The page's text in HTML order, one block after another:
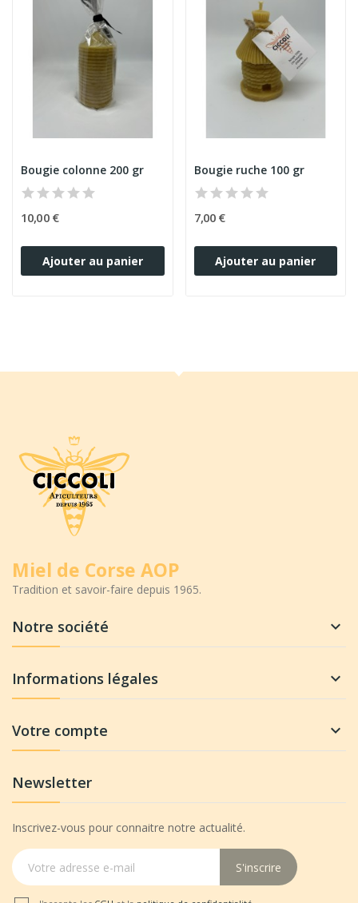
Bougie colonne 200 gr
10,00 €
Ajouter au panier
Bougie ruche 100 gr
7,00 €
Ajouter au panier
Miel de Corse AOP
Tradition et savoir-faire depuis 1965.
Notre société 
Informations légales 
Votre compte 
Newsletter
Inscrivez-vous pour connaitre notre actualité.
S'inscrire